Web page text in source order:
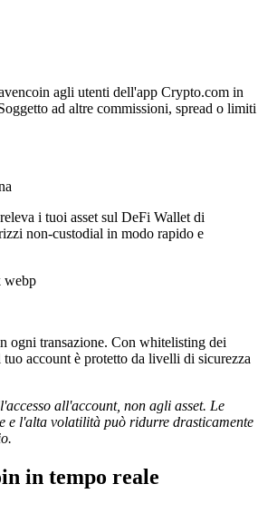
agli utenti dell'app Crypto.com in
ad altre commissioni, spread o limiti
i tuoi asset sul DeFi Wallet di
non-custodial in modo rapido e
ogni transazione. Con whitelisting dei
account è protetto da livelli di sicurezza
all'account, non agli asset. Le
e l'alta volatilità può ridurre drasticamente
in tempo reale